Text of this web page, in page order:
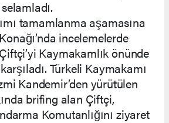
tamamlanma aşamasına
incelemelerde
Kaymakamlık önünde
Türkeli Kaymakamı
Kandemir’den yürütülen
brifing alan Çiftçi,
Komutanlığını ziyaret